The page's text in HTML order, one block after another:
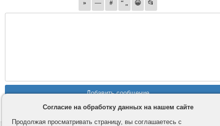
Согласие на обработку данных на нашем сайте
Продолжая просматривать страницу, вы соглашаетесь с